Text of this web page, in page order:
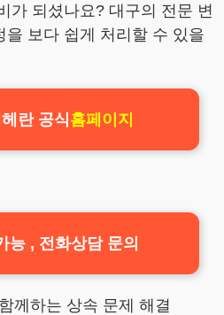
가 되셨나요? 대구의 전문 변
을 보다 쉽게 처리할 수 있을
란 공식홈페이지
능 , 전화상담 문의
께하는 상속 문제 해결